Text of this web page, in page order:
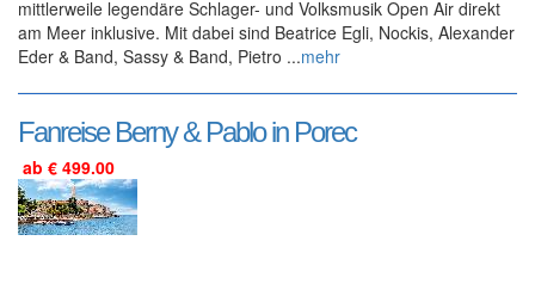
mittlerweile legendäre Schlager- und Volksmusik Open Air direkt
am Meer inklusive. Mit dabei sind Beatrice Egli, Nockis, Alexander
Eder & Band, Sassy & Band, Pietro ...mehr
Fanreise Berny & Pablo in Porec
ab € 499.00